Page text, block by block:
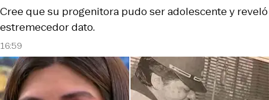
16:59
Cree que su progenitora pudo ser adolescente y reveló
estremecedor dato.